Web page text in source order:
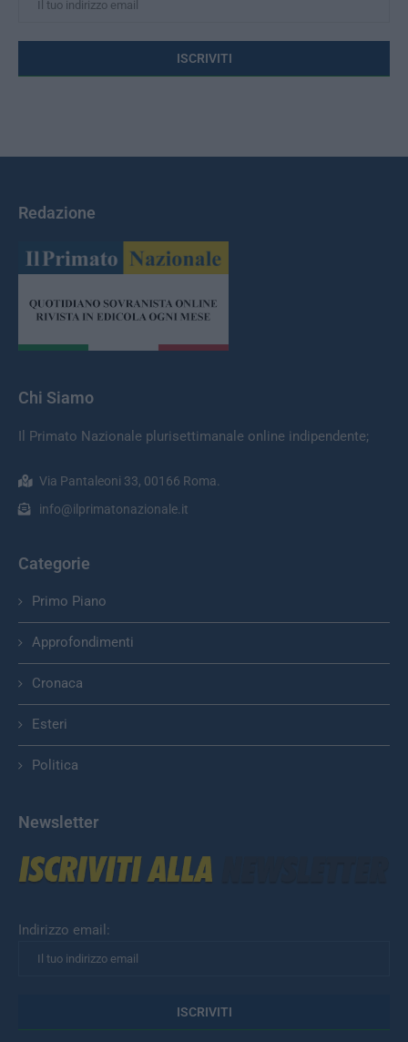
Redazione
Chi Siamo
Il Primato Nazionale plurisettimanale online indipendente;
Via Pantaleoni 33, 00166 Roma.
info@ilprimatonazionale.it
Categorie
Primo Piano
Approfondimenti
Cronaca
Esteri
Politica
Newsletter
Indirizzo email: